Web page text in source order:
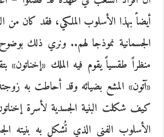
أيضاًً بهذا الأسلوب الملكي، فقد كان من
الجسمانية نموذجا لهم.. ونري ذلك
منظراً طقسياً يقوم فيه الملك «إخناتون»
«آتون» المشع بضيائه وقد أحاطت به
كيف شكلت البنية الجسدية لأسرة
الأسلوب الفني الذي تُشكل به بنيته